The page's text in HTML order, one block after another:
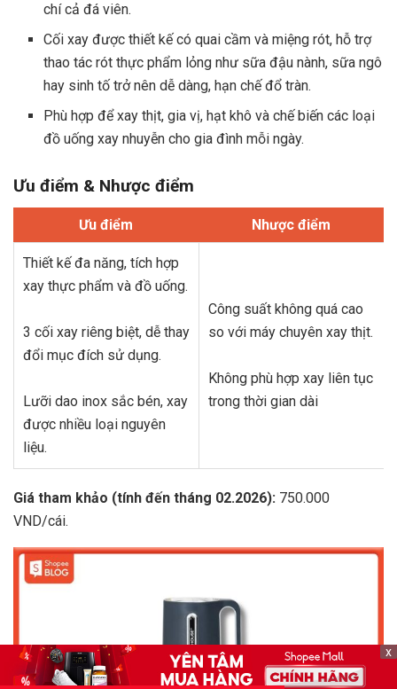
chí cả đá viên.
Cối xay được thiết kế có quai cầm và miệng rót, hỗ trợ
thao tác rót thực phẩm lỏng như sữa đậu nành, sữa ngô
hay sinh tố trở nên dễ dàng, hạn chế đổ tràn.
Phù hợp để xay thịt, gia vị, hạt khô và chế biến các loại
đồ uống xay nhuyễn cho gia đình mỗi ngày.
Ưu điểm & Nhược điểm
Ưu điểm Nhược điểm
Thiết kế đa năng, tích hợp
xay thực phẩm và đồ uống.
3 cối xay riêng biệt, dễ thay
đổi mục đích sử dụng.
Lưỡi dao inox sắc bén, xay
được nhiều loại nguyên
liệu.
Công suất không quá cao
so với máy chuyên xay thịt.
Không phù hợp xay liên tục
trong thời gian dài
Giá tham khảo (tính đến tháng 02.2026): 750.000
VND/cái.
x